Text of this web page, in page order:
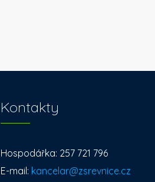
Kontakty
Hospodářka: 257 721 796
E-mail: kancelar@zsrevnice.cz